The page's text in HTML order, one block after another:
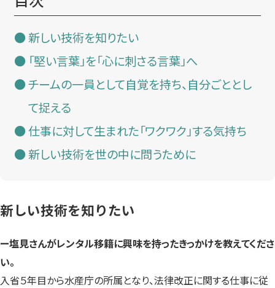
新しい技術を知りたい
「堅い言葉」を「心に刺さる言葉」へ
チームの一員として自覚を持ち、自分ごととし
て捉える
仕事に対して生まれた「ワクワク」する気持ち
新しい技術を世の中に問うために
新しい技術を知りたい
ー塩見さんがレンタル移籍に興味を持ったきっかけを教えてくださ
い。
入省５年目から水産庁の所属となり、法律改正に関する仕事に従